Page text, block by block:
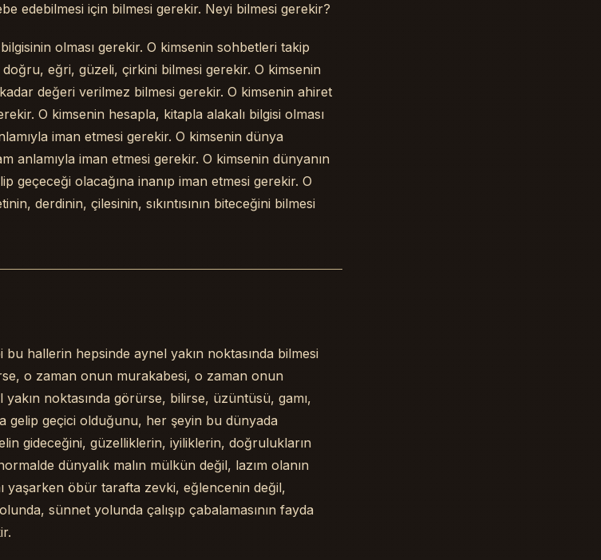
edebilmesi için bilmesi gerekir. Neyi bilmesi gerekir?
olması gerekir. O kimsenin sohbetleri takip
eğri, güzeli, çirkini bilmesi gerekir. O kimsenin
değeri verilmez bilmesi gerekir. O kimsenin ahiret
O kimsenin hesapla, kitapla alakalı bilgisi olması
iman etmesi gerekir. O kimsenin dünya
anlamıyla iman etmesi gerekir. O kimsenin dünyanın
geçeceği olacağına inanıp iman etmesi gerekir. O
derdinin, çilesinin, sıkıntısının biteceğini bilmesi
hallerin hepsinde aynel yakın noktasında bilmesi
o zaman onun murakabesi, o zaman onun
yakın noktasında görürse, bilirse, üzüntüsü, gamı,
gelip geçici olduğunu, her şeyin bu dünyada
gideceğini, güzelliklerin, iyiliklerin, doğrulukların
dünyalık malın mülkün değil, lazım olanın
yaşarken öbür tarafta zevki, eğlencenin değil,
sünnet yolunda çalışıp çabalamasının fayda